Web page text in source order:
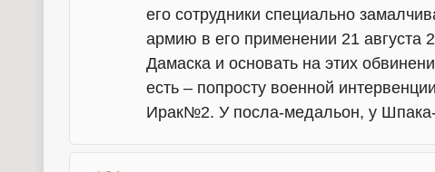
его сотрудники специально
армию в его применении 21 августа
Дамаска и основать на этих
есть – попросту военной
Ирак№2. У посла-медальон, у